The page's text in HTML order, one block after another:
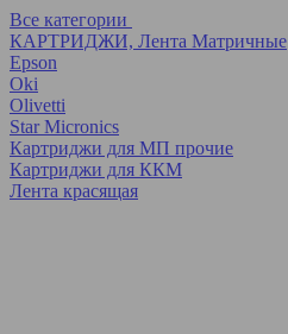
Все категории
КАРТРИДЖИ, Лента Матричные
Epson
Oki
Olivetti
Star Micronics
Картриджи для МП прочие
Картриджи для ККМ
Лента красящая